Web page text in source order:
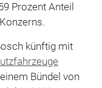
Prozent Anteil
künftig mit
Bündel von